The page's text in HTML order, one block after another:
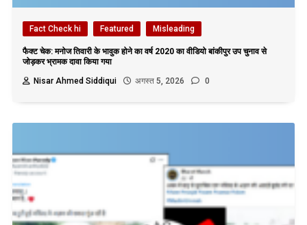
Fact Check hi Featured Misleading
फैक्ट चेक: मनोज तिवारी के भावुक होने का वर्ष 2020 का वीडियो बांकीपुर उप चुनाव से
जोड़कर भ्रामक दावा किया गया
Nisar Ahmed Siddiqui
अगस्त 5, 2026 0